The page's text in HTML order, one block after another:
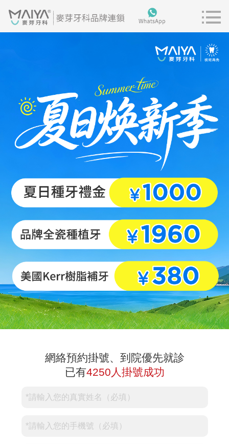
網絡預約掛號、到院優先就診
已有4250人掛號成功